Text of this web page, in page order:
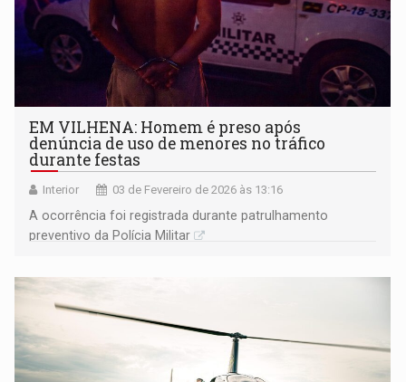
EM VILHENA: Homem é preso após
denúncia de uso de menores no tráfico
durante festas
Interior 03 de Fevereiro de 2026 às 13:16
A ocorrência foi registrada durante patrulhamento
preventivo da Polícia Militar